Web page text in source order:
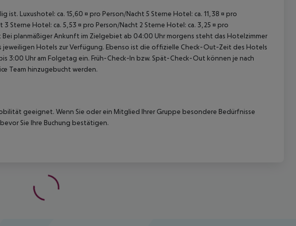
Luxushotel: ca. 15,60 ¤ pro Person/Nacht 5 Sterne Hotel: ca. 11,38 ¤ pro
Sterne Hotel: ca. 5,53 ¤ pro Person/Nacht 2 Sterne Hotel: ca. 3,25 ¤ pro
Bei planmäßiger Ankunft im Zielgebiet ab 04:00 Uhr morgens steht das Hotelzimmer
Hotels zur Verfügung. Ebenso ist die offizielle Check-Out-Zeit des Hotels
3:00 Uhr am Folgetag ein. Früh-Check-In bzw. Spät-Check-Out können je nach
Team hinzugebucht werden.
geeignet. Wenn Sie oder ein Mitglied Ihrer Gruppe besondere Bedürfnisse
Sie Ihre Buchung bestätigen.